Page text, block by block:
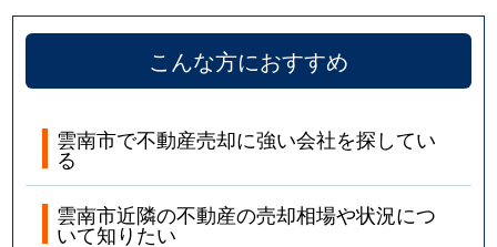
こんな方におすすめ
雲南市で不動産売却に強い会社を探してい
る
雲南市近隣の不動産の売却相場や状況につ
いて知りたい